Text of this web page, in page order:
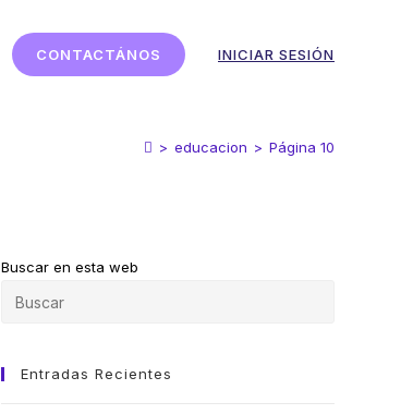
CONTACTÁNOS INICIAR SESIÓN
> educacion > Página 10
Buscar en esta web
Entradas Recientes